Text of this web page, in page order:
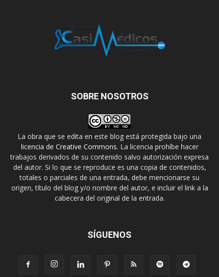
SOBRE NOSOTROS
La obra que se edita en este blog está protegida bajo una
licencia de Creative Commons. La licencia prohíbe hacer
trabajos derivados de su contenido salvo autorización expresa
del autor. Si lo que se reproduce es una copia de contenidos,
totales o parciales de una entrada, debe mencionarse su
origen, título del blog y/o nombre del autor, e incluir el link a la
cabecera del original de la entrada.
SÍGUENOS